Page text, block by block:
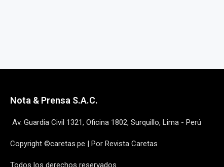
Nota & Prensa S.A.C.
Av. Guardia Civil 1321, Oficina 1802, Surquillo, Lima - Perú
Copyright ©caretas.pe | Por Revista Caretas
Todos los derechos reservados